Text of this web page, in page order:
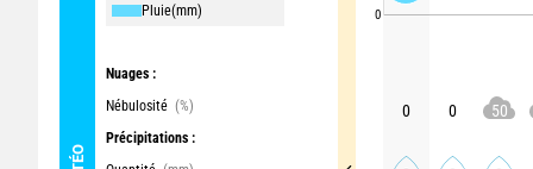
Pluie(mm)
Nuages :
Nébulosité (%)
Précipitations :
0
0 0 50